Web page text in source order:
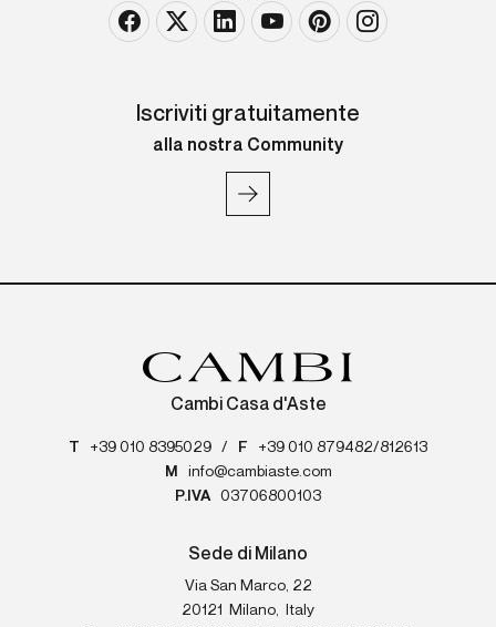
Iscriviti gratuitamente
alla nostra Community
Cambi Casa d'Aste
T +39 010 8395029 / F
+39 010 879482/812613
M
info@cambiaste.com
P.IVA
03706800103
Sede di Milano
Via San Marco, 22
20121
Milano
Italy